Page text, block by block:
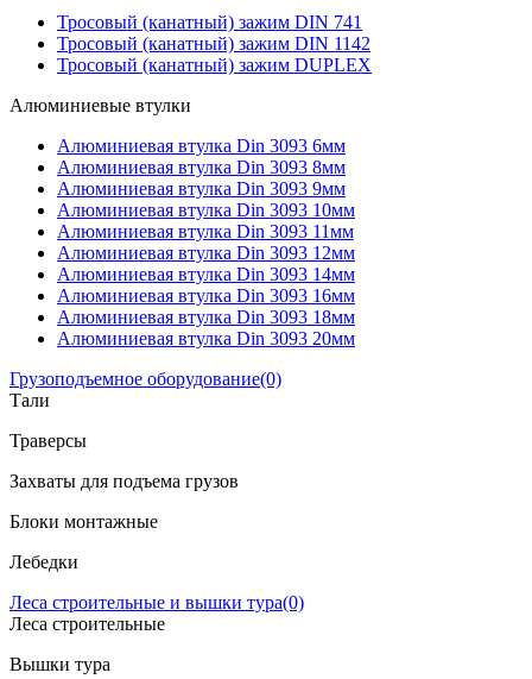
Тросовый (канатный) зажим DIN 741
Тросовый (канатный) зажим DIN 1142
Тросовый (канатный) зажим DUPLEX
Алюминиевые втулки
Алюминиевая втулка Din 3093 6мм
Алюминиевая втулка Din 3093 8мм
Алюминиевая втулка Din 3093 9мм
Алюминиевая втулка Din 3093 10мм
Алюминиевая втулка Din 3093 11мм
Алюминиевая втулка Din 3093 12мм
Алюминиевая втулка Din 3093 14мм
Алюминиевая втулка Din 3093 16мм
Алюминиевая втулка Din 3093 18мм
Алюминиевая втулка Din 3093 20мм
Грузоподъемное оборудование(0)
Тали
Траверсы
Захваты для подъема грузов
Блоки монтажные
Лебедки
Леса строительные и вышки тура(0)
Леса строительные
Вышки тура